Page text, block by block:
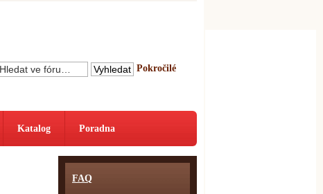
Pokročilé
Katalog Poradna
FAQ